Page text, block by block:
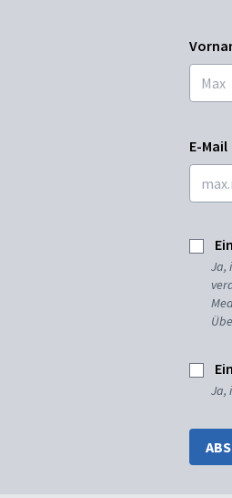
E-Mail
Ja,
Ja,